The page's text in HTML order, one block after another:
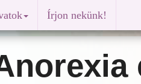
Írjon nekünk!